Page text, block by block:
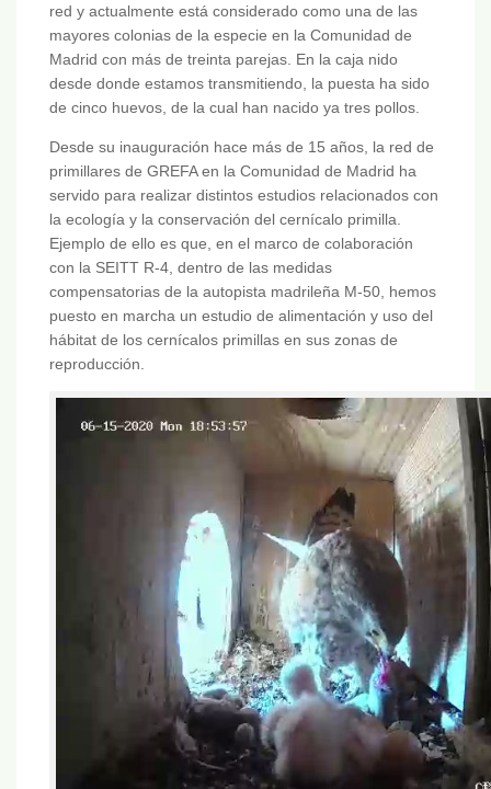
red y actualmente está considerado como una de las
mayores colonias de la especie en la Comunidad de
Madrid con más de treinta parejas. En la caja nido
desde donde estamos transmitiendo, la puesta ha sido
de cinco huevos, de la cual han nacido ya tres pollos.
Desde su inauguración hace más de 15 años, la red de
primillares de GREFA en la Comunidad de Madrid ha
servido para realizar distintos estudios relacionados con
la ecología y la conservación del cernícalo primilla.
Ejemplo de ello es que, en el marco de colaboración
con la SEITT R-4, dentro de las medidas
compensatorias de la autopista madrileña M-50, hemos
puesto en marcha un estudio de alimentación y uso del
hábitat de los cernícalos primillas en sus zonas de
reproducción.